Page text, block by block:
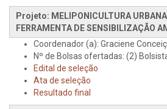
Projeto: MELIPONICULTURA
FERRAMENTA DE SENSIBILIZAÇÃO
Coordenador (a): Graciene
Nº de Bolsas ofertadas: (2)
Edital de seleção
Ata de seleção
Resultado final